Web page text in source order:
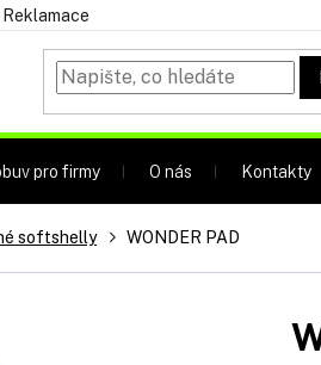
Reklamace
pro firmy O nás Kontakty
softshelly WONDER PAD